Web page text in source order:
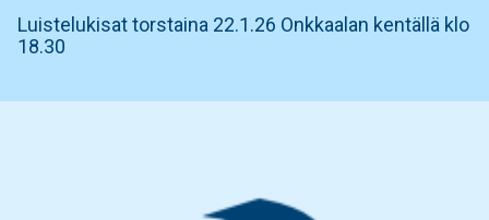
Luistelukisat torstaina 22.1.26 Onkkaalan kentällä klo
18.30